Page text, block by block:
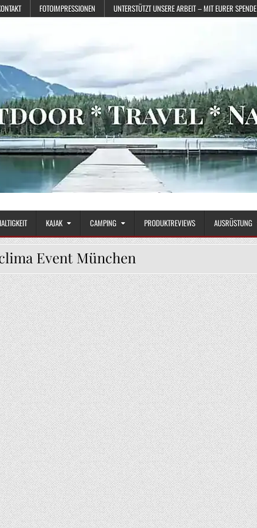
FOTOIMPRESSIONEN UNTERSTÜTZT UNSERE ARBEIT – MIT EURER SPENDE
KAJAK CAMPING PRODUKTREVIEWS AUSRÜSTUNG
Event München